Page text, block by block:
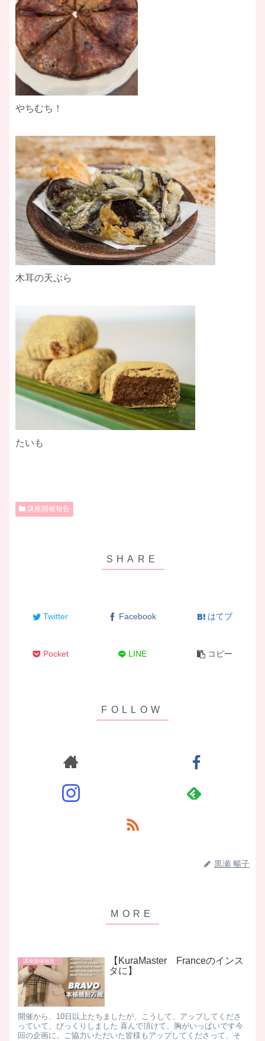
やちむち！
木耳の天ぷら
たいも
講座開催報告
Twitter Facebook はてブ
Pocket LINE コピー
黒瀬 暢子
講座開催報告
【KuraMaster Franceのインス
タに】
開催から、10日以上たちましたが、こうして、アップしてくださ
っていて、びっくりしました 喜んで頂けて、胸がいっぱいです ​ 今
回の企画に、ご協力いただいた皆様もアップしてくださって、そ